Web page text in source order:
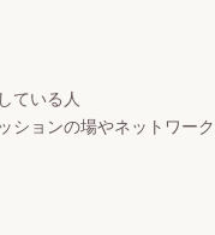
ている人
ションの場やネットワーク